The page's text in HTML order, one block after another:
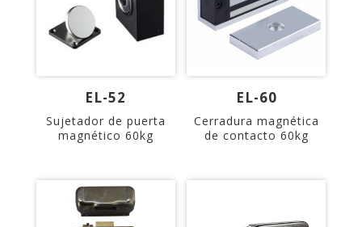
EL-52
Sujetador de puerta
magnético 60kg
EL-60
Cerradura magnética
de contacto 60kg